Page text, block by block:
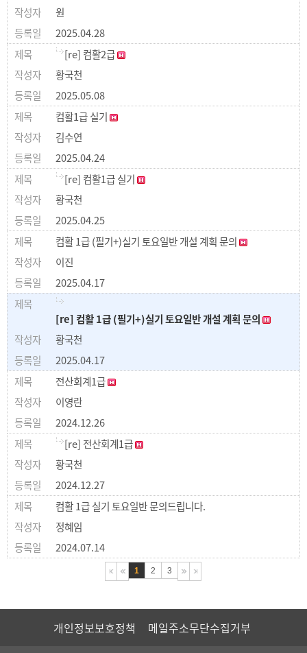
원
2025.04.28
[re] 컴활2급
황국천
2025.05.08
컴활1급 실기
김수연
2025.04.24
[re] 컴활1급 실기
황국천
2025.04.25
컴활 1급 (필기+)실기 토요일반 개설 계획 문의
이진
2025.04.17
[re] 컴활 1급 (필기+)실기 토요일반 개설 계획 문의
황국천
2025.04.17
전산회계1급
이영란
2024.12.26
[re] 전산회계1급
황국천
2024.12.27
컴활 1급 실기 토요일반 문의드립니다.
정혜임
2024.07.14
1 2 3
개인정보보호정책 메일주소무단수집거부